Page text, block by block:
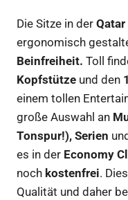
Die Sitze in der
ergonomisch
Beinfreiheit. Toll
Kopfstütze und den
einem tollen
große Auswahl an
Tonspur!), Serien und
es in der Economy
noch kostenfrei.
Qualität und daher